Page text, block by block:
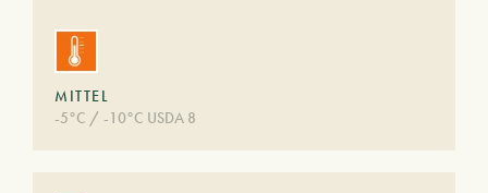
MITTEL
-5°C / -10°C USDA 8